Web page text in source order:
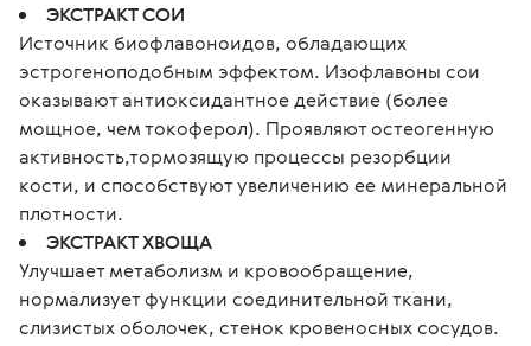
ЭКСТРАКТ СОИ
Источник биофлавоноидов, обладающих
эстрогеноподобным эффектом. Изофлавоны сои
оказывают антиоксидантное действие (более
мощное, чем токоферол). Проявляют остеогенную
активность,тормозящую процессы резорбции
кости, и способствуют увеличению ее минеральной
плотности.
ЭКСТРАКТ ХВОЩА
Улучшает метаболизм и кровообращение,
нормализует функции соединительной ткани,
слизистых оболочек, стенок кровеносных сосудов.